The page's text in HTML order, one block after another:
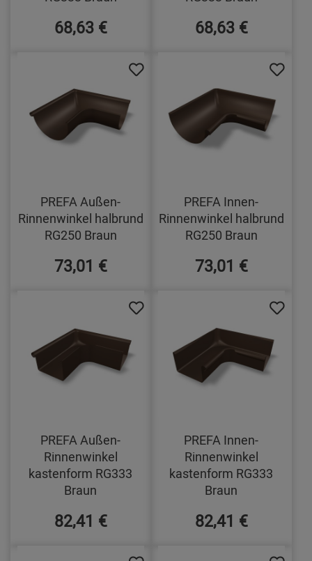
68,63 € 68,63 €
PREFA Außen-
Rinnenwinkel halbrund
RG250 Braun
73,01 €
PREFA Innen-
Rinnenwinkel halbrund
RG250 Braun
73,01 €
PREFA Außen-
Rinnenwinkel
kastenform RG333
Braun
82,41 €
PREFA Innen-
Rinnenwinkel
kastenform RG333
Braun
82,41 €